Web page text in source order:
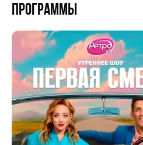
Программы